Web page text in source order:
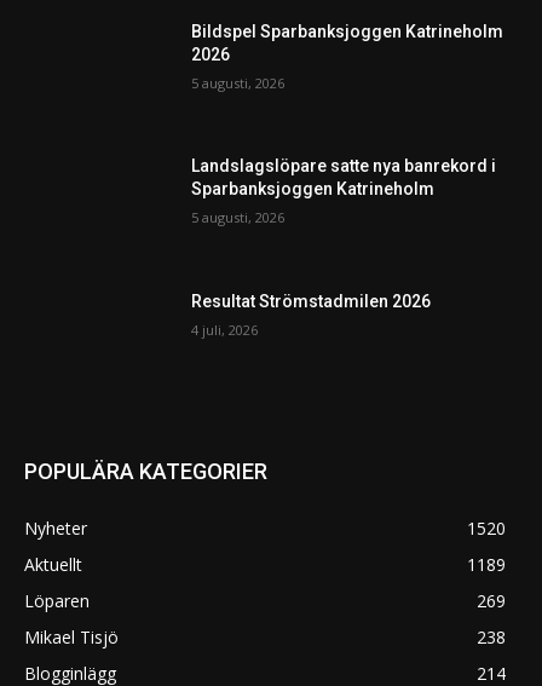
Bildspel Sparbanksjoggen Katrineholm
2026
5 augusti, 2026
Landslagslöpare satte nya banrekord i
Sparbanksjoggen Katrineholm
5 augusti, 2026
Resultat Strömstadmilen 2026
4 juli, 2026
POPULÄRA KATEGORIER
Nyheter
1520
Aktuellt
1189
Löparen
269
Mikael Tisjö
238
Blogginlägg
214